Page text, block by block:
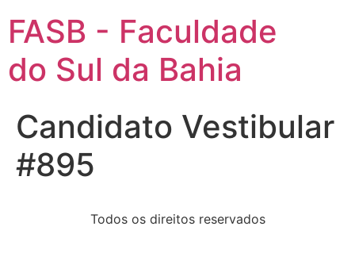
FASB - Faculdade
do Sul da Bahia
Candidato Vestibular
#895
Todos os direitos reservados